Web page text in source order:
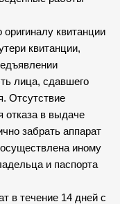
квитанции
квитанции,
лица, сдавшего
Отсутствие
отказа в выдаче
забрать аппарат
иному
и паспорта
в течение 14 дней с